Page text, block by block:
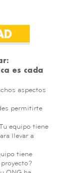
es cada
aspectos
permitirte
equipo tiene
llevar a
tiene